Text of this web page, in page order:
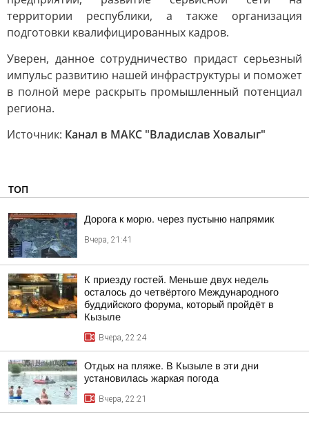
территории республики, а также организация
подготовки квалифицированных кадров.
Уверен, данное сотрудничество придаст серьезный
импульс развитию нашей инфраструктуры и поможет
в полной мере раскрыть промышленный потенциал
региона.
Источник: Канал в МАКС "Владислав Ховалыг"
ТОП
Дорога к морю. через пустыню напрямик
Вчера, 21:41
К приезду гостей. Меньше двух недель
осталось до четвёртого Международного
буддийского форума, который пройдёт в
Кызыле
Вчера, 22:24
Отдых на пляже. В Кызыле в эти дни
установилась жаркая погода
Вчера, 22:21